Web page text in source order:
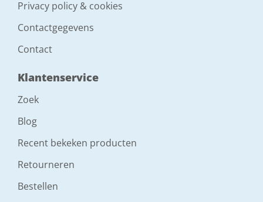
Privacy policy & cookies
Contactgegevens
Contact
Klantenservice
Zoek
Blog
Recent bekeken producten
Retourneren
Bestellen